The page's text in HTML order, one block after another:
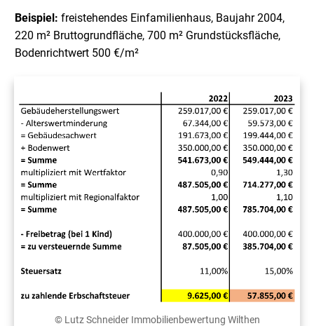
Beispiel: freistehendes Einfamilienhaus, Baujahr 2004,
220 m² Bruttogrundfläche, 700 m² Grundstücksfläche,
Bodenrichtwert 500 €/m²
© Lutz Schneider Immobilienbewertung Wilthen